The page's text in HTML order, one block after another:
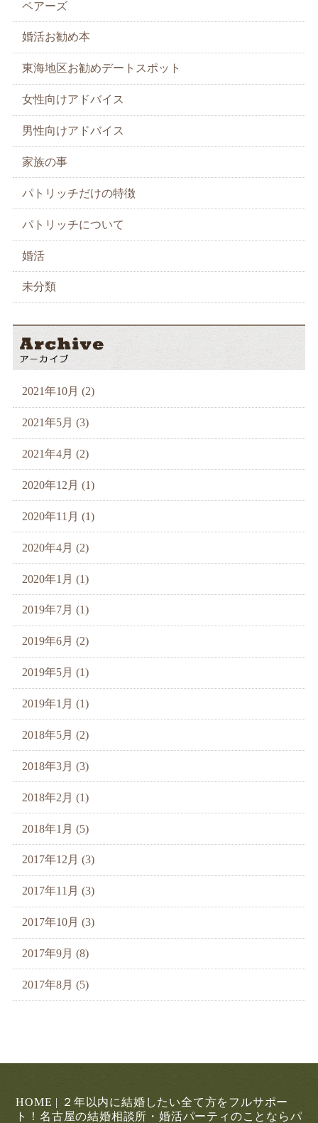
ペアーズ
婚活お勧め本
東海地区お勧めデートスポット
女性向けアドバイス
男性向けアドバイス
家族の事
パトリッチだけの特徴
パトリッチについて
婚活
未分類
2021年10月 (2)
2021年5月 (3)
2021年4月 (2)
2020年12月 (1)
2020年11月 (1)
2020年4月 (2)
2020年1月 (1)
2019年7月 (1)
2019年6月 (2)
2019年5月 (1)
2019年1月 (1)
2018年5月 (2)
2018年3月 (3)
2018年2月 (1)
2018年1月 (5)
2017年12月 (3)
2017年11月 (3)
2017年10月 (3)
2017年9月 (8)
2017年8月 (5)
HOME | ２年以内に結婚したい全て方をフルサポー
ト！名古屋の結婚相談所・婚活パーティのことならパ